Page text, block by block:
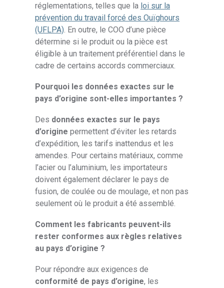
réglementations, telles que la loi sur la
prévention du travail forcé des Ouïghours
(UFLPA). En outre, le COO d’une pièce
détermine si le produit ou la pièce est
éligible à un traitement préférentiel dans le
cadre de certains accords commerciaux.
Pourquoi les données exactes sur le
pays d’origine sont-elles importantes ?
Des données exactes sur le pays
d’origine permettent d’éviter les retards
d’expédition, les tarifs inattendus et les
amendes. Pour certains matériaux, comme
l’acier ou l’aluminium, les importateurs
doivent également déclarer le pays de
fusion, de coulée ou de moulage, et non pas
seulement où le produit a été assemblé.
Comment les fabricants peuvent-ils
rester conformes aux règles relatives
au pays d’origine ?
Pour répondre aux exigences de
conformité de pays d’origine, les